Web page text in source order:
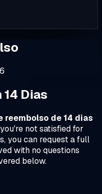
Dias
reembolso de 14 dias
not satisfied for
you can request a full
with no questions
below.